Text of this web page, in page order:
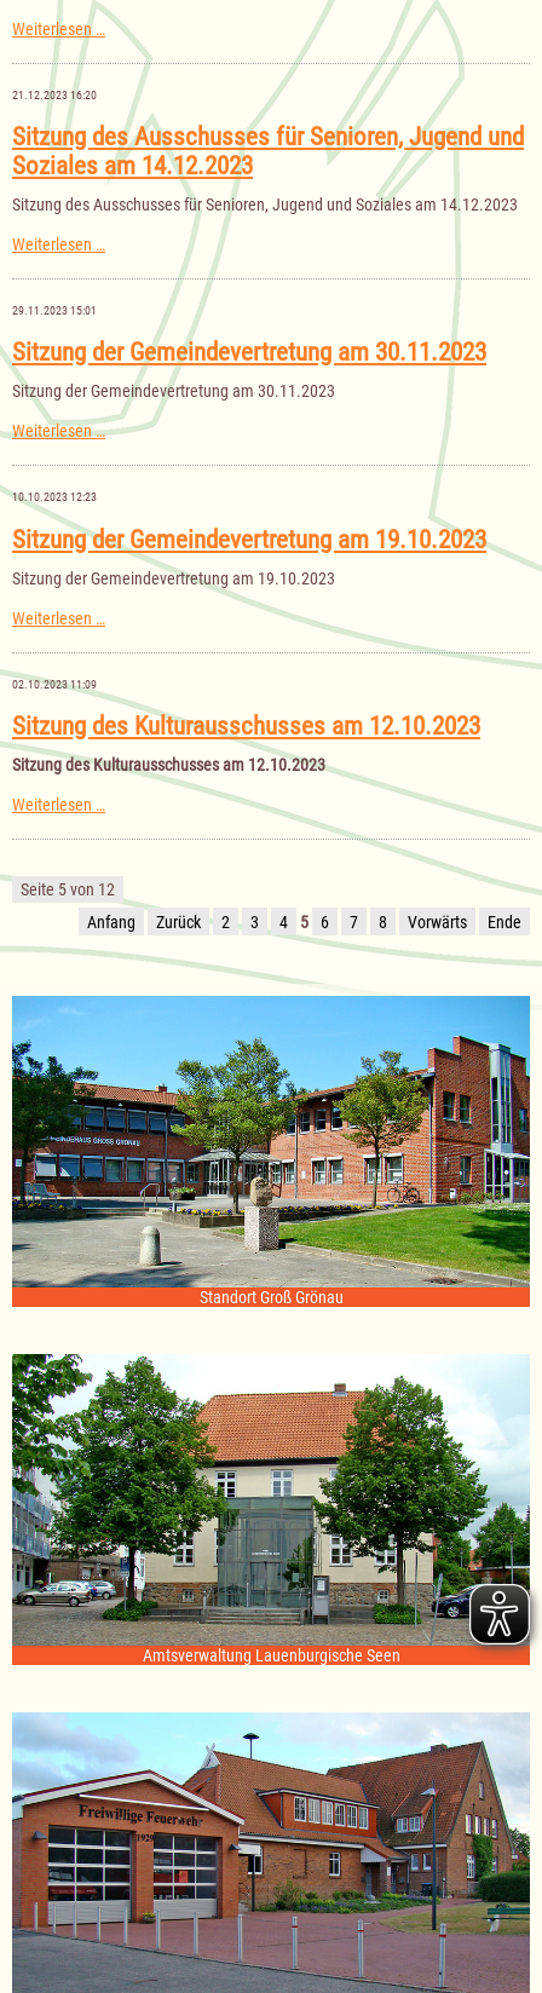
Weiterlesen … Hauptsatzung
Gemeinde
21.12.2023 16:20
Sitzung des Ausschusses für Senioren, Jugend und
Soziales am 14.12.2023
Sitzung des Ausschusses für Senioren, Jugend und Soziales am 14.12.2023
Weiterlesen …
Ausschusses
Senioren,
Jugend
und
Soziales
am
14.12.2023
29.11.2023 15:01
Sitzung der Gemeindevertretung am 30.11.2023
Sitzung der Gemeindevertretung am 30.11.2023
Weiterlesen …Sitzung
Gemeindevertretung
10.10.2023 12:23
Sitzung der Gemeindevertretung am 19.10.2023
Sitzung der Gemeindevertretung am 19.10.2023
Weiterlesen …
Gemeindevertretung
19.10.2023
02.10.2023 11:09
Sitzung des Kulturausschusses am 12.10.2023
Sitzung des Kulturausschusses am 12.10.2023
Weiterlesen …Sitzung
Kulturausschusses
12.10.2023
Seite 5 von 12
Anfang
Zurück 2 3 4 5 6 7 8 Vorwärts Ende
Standort Groß Grönau
Amtsverwaltung Lauenburgische Seen